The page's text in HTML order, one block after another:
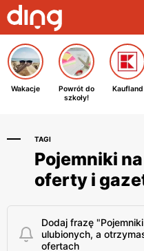
Wakacje
Powrót do
szkoły!
Kaufland
TAGI
Pojemniki
oferty i
Dodaj frazę
ulubionych, a
ofertach